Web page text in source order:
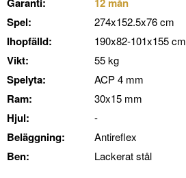
Spel:
274x152.5x76 cm
Ihopfälld: 190x82-101x155 cm
Vikt: 55 kg
Spelyta: ACP 4 mm
Ram: 30x15 mm
Hjul: -
Beläggning: Antireflex
Ben: Lackerat stål